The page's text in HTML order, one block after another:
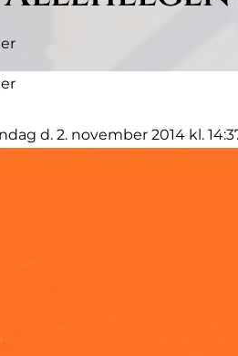
d. 2. november 2014 kl.